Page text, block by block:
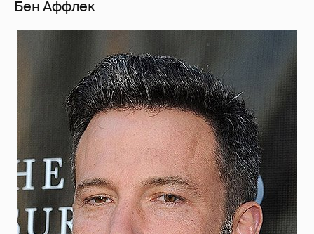
Бен Аффлек